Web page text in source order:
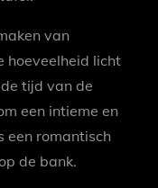
van
hoeveelheid licht
tijd van de
een intieme en
een romantisch
de bank.